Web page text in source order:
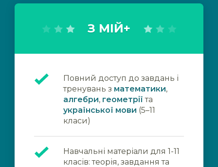
З МІЙ+
Повний доступ до завдань і
тренувань з математики,
алгебри, геометрії та
української мови (5–11
класи)
Навчальні матеріали для 1-11
класів: теорія, завдання та